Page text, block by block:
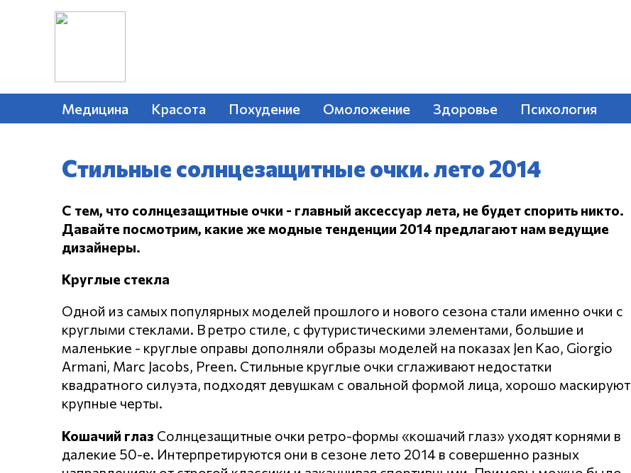
Медицина Красота Похудение Омоложение Здоровье Психология
Стильные солнцезащитные очки. лето 2014
С тем, что солнцезащитные очки - главный аксессуар лета, не будет спорить никто.
Давайте посмотрим, какие же модные тенденции 2014 предлагают нам ведущие
дизайнеры.
Круглые стекла
Одной из самых популярных моделей прошлого и нового сезона стали именно очки с
круглыми стеклами. В ретро стиле, с футуристическими элементами, большие и
маленькие - круглые оправы дополняли образы моделей на показах Jen Kao, Giorgio
Armani, Marc Jacobs, Preen. Стильные круглые очки сглаживают недостатки
квадратного силуэта, подходят девушкам с овальной формой лица, хорошо маскируют
крупные черты.
Кошачий глаз Солнцезащитные очки ретро-формы «кошачий глаз» уходят корнями в
далекие 50-е. Интерпретируются они в сезоне лето 2014 в совершенно разных